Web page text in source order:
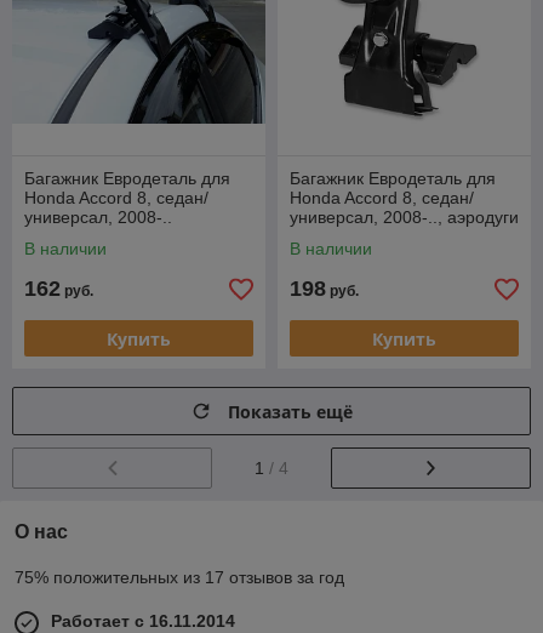
Багажник Евродеталь для
Honda Accord 8, седан/
универсал, 2008-..
В наличии
162 руб.
Купить
Багажник Евродеталь для
Honda Accord 8, седан/
универсал, 2008-.., аэродуги
В наличии
198 руб.
Купить
Показать ещё
1 / 4
О нас
75% положительных из 17 отзывов за год
Работает с 16.11.2014